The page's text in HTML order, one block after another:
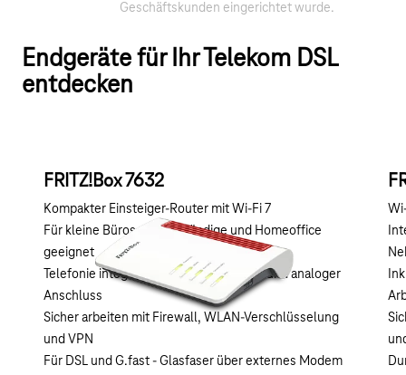
Geschäftskunden eingerichtet wurde.
Endgeräte für Ihr Telekom DSL
entdecken
FRITZ!Box 7632
Kompakter Einsteiger-Router mit Wi-Fi 7
Für kleine Büros, Selbstständige und Homeoffice
geeignet
Telefonie integriert: DECT, IP-Telefonie und analoger
Anschluss
Sicher arbeiten mit Firewall, WLAN-Verschlüsselung
und VPN
Für DSL und G.fast - Glasfaser über externes Modem